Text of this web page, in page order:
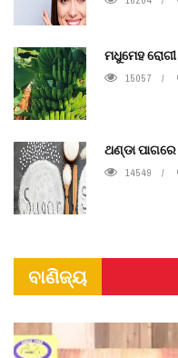
ମଧୁମେହ ରୋଗୀ
15057
ଥଣ୍ଡା
14549
ବାଣିଜ୍ୟ